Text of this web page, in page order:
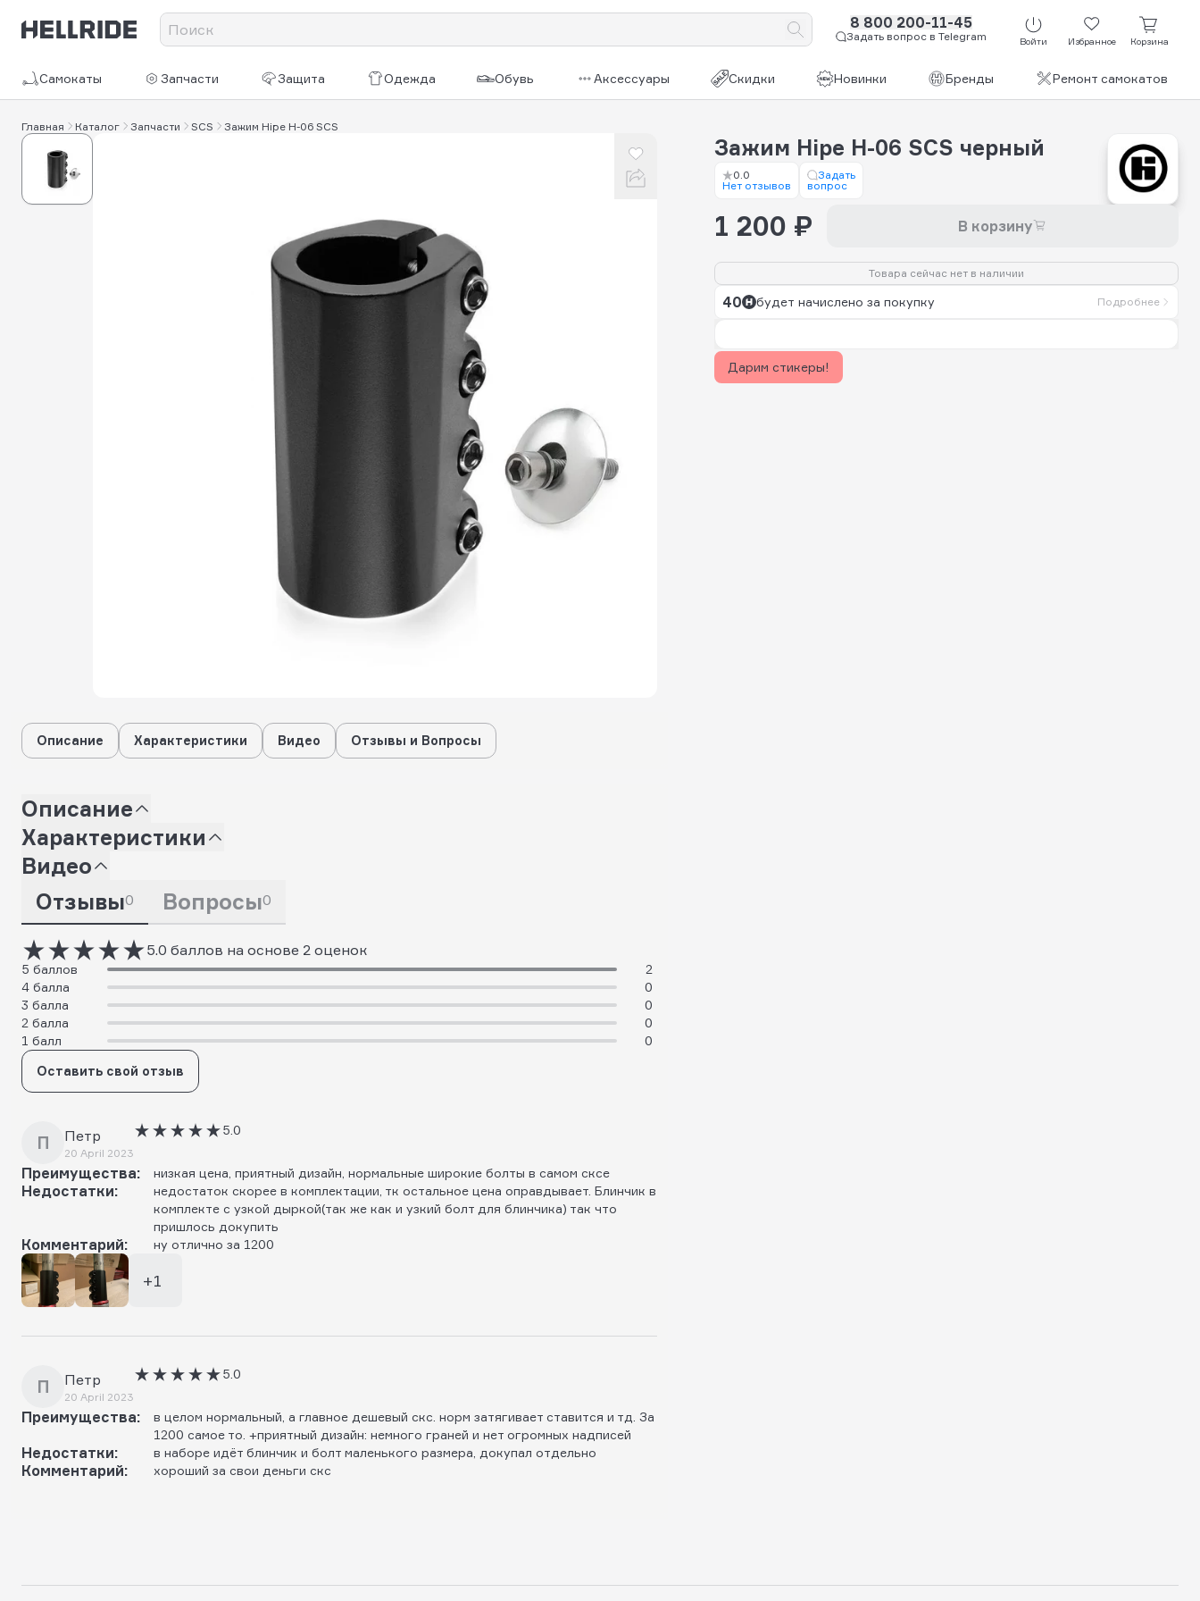
8 800 200-11-45
Задать вопрос в Telegram Войти Избранное Корзина
Самокаты Запчасти Защита Одежда Обувь Аксессуары Скидки Новинки Бренды Ремонт самокатов
Главная Каталог Запчасти SCS Зажим Hipe H-06 SCS
Зажим Hipe H-06 SCS черный
0.0
Нет отзывов
Задать
вопрос
1 200 ₽ В корзину
Товара сейчас нет в наличии
40 будет начислено за покупку Подробнее
Дарим стикеры!
Описание Характеристики Видео Отзывы и Вопросы
Описание
Характеристики
Видео
Отзывы0 Вопросы0
5.0 баллов на основе 2 оценок
5 баллов
2
4 балла
0
3 балла
0
2 балла
0
1 балл
0
Оставить свой отзыв
П Петр
20 April 2023
5.0
Преимущества: низкая цена, приятный дизайн, нормальные широкие болты в самом сксе
Недостатки:
недостаток скорее в комплектации, тк остальное цена оправдывает. Блинчик в
комплекте с узкой дыркой(так же как и узкий болт для блинчика) так что
пришлось докупить
Комментарий: ну отлично за 1200
+1
П Петр
20 April 2023
5.0
Преимущества:
в целом нормальный, а главное дешевый скс. норм затягивает ставится и тд. За
1200 самое то. +приятный дизайн: немного граней и нет огромных надписей
Недостатки: в наборе идёт блинчик и болт маленького размера, докупал отдельно
Комментарий: хороший за свои деньги скс